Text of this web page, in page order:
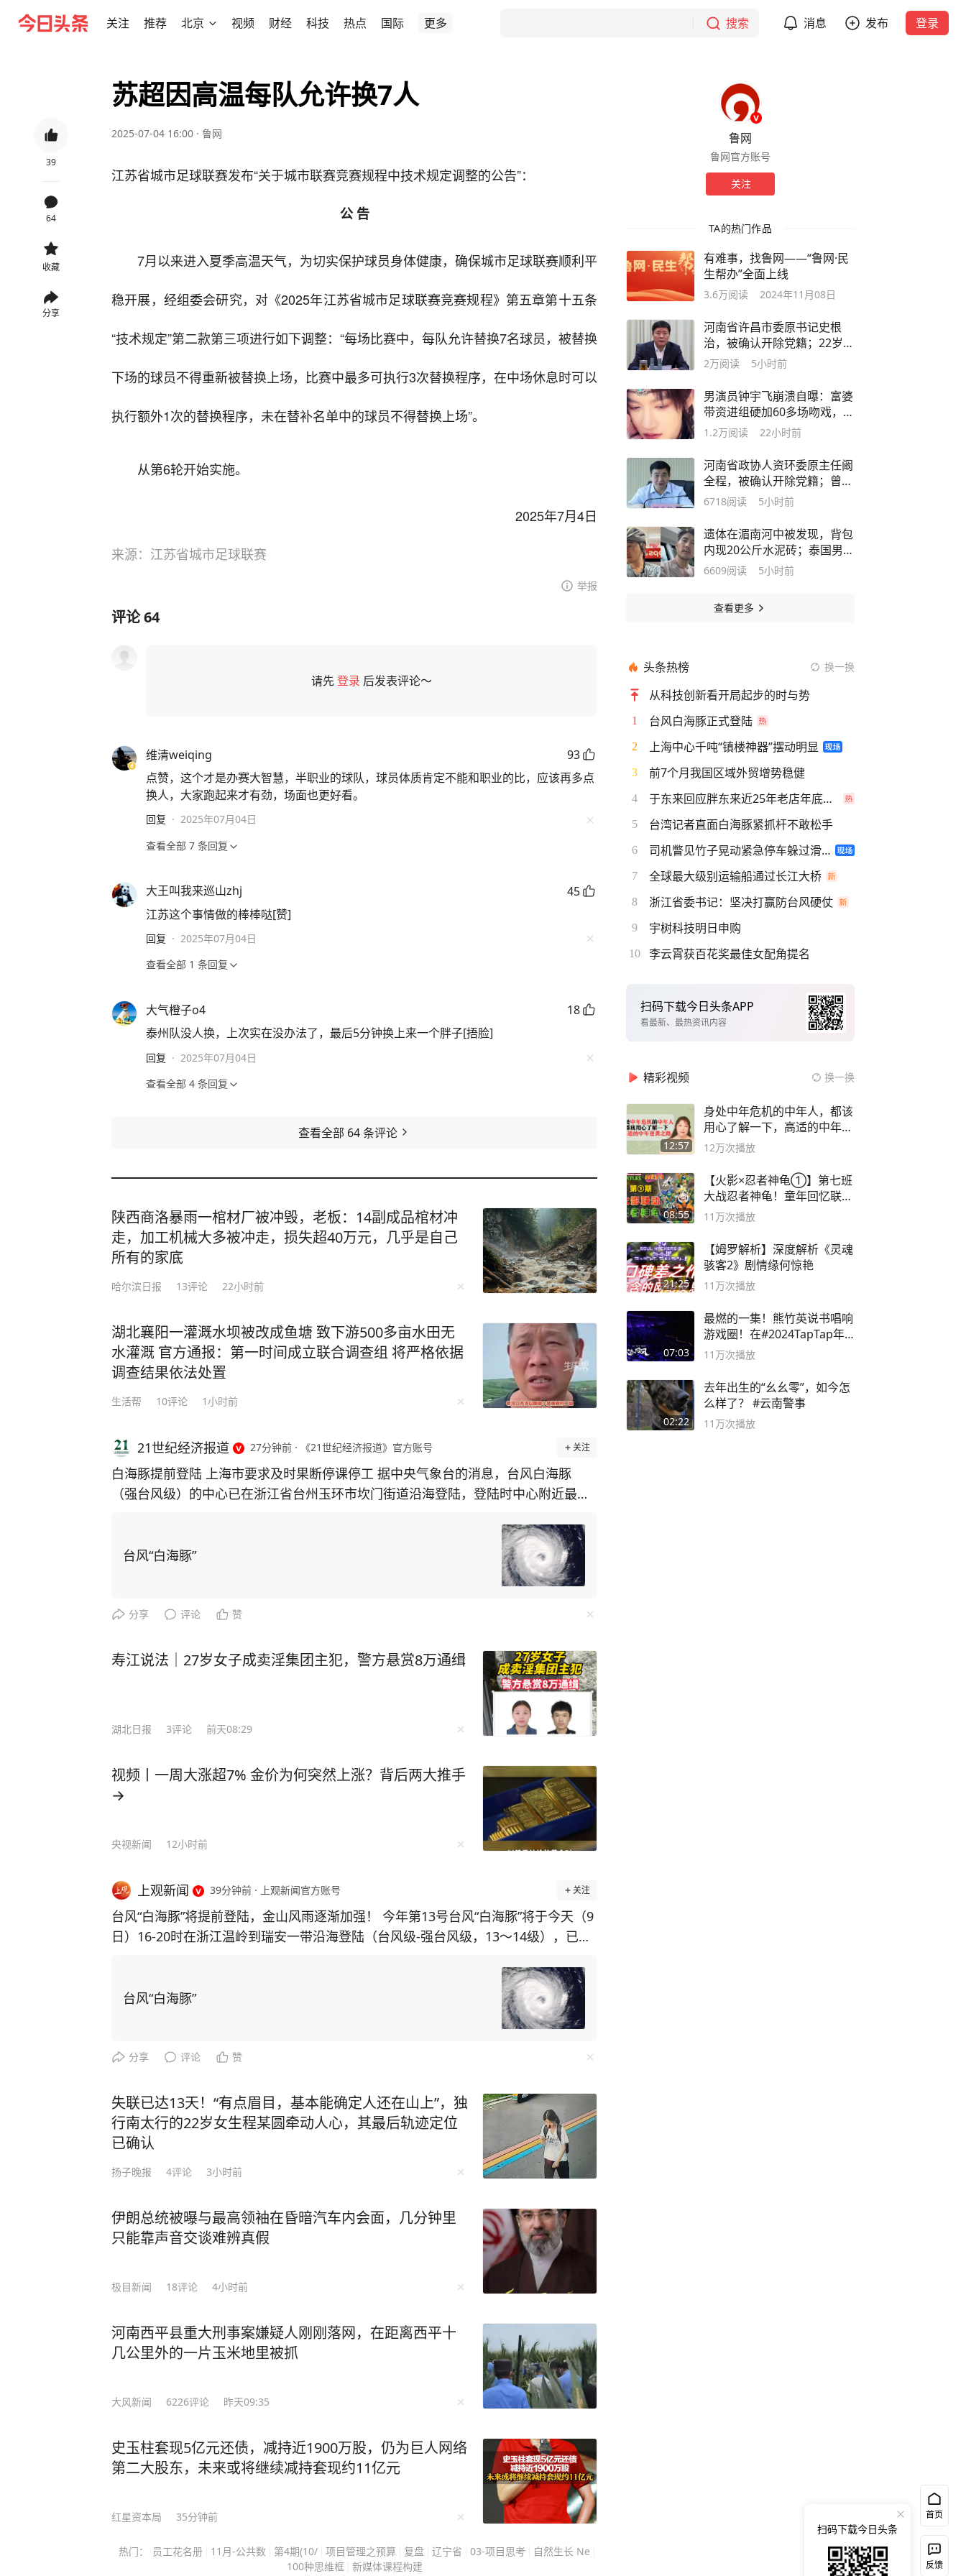
关注 推荐 北京 视频 财经 科技 热点 国际 更多 搜索 消息 发布 登录
39
64
收藏
分享
苏超因高温每队允许换7人
2025-07-04 16:00 · 鲁网
江苏省城市足球联赛发布“关于城市联赛竞赛规程中技术规定调整的公告”：
公 告
7月以来进入夏季高温天气，为切实保护球员身体健康，确保城市足球联赛顺利平
稳开展，经组委会研究，对《2025年江苏省城市足球联赛竞赛规程》第五章第十五条
“技术规定”第二款第三项进行如下调整：“每场比赛中，每队允许替换7名球员，被替换
下场的球员不得重新被替换上场，比赛中最多可执行3次替换程序，在中场休息时可以
执行额外1次的替换程序，未在替补名单中的球员不得替换上场”。
从第6轮开始实施。
2025年7月4日
来源：江苏省城市足球联赛
举报
评论64
请先登录 后发表评论～
维清weiqing
93
点赞，这个才是办赛大智慧，半职业的球队，球员体质肯定不能和职业的比，应该再多点
换人，大家跑起来才有劲，场面也更好看。
回复 · 2025年07月04日
查看全部 7 条回复
大王叫我来巡山zhj
45
江苏这个事情做的棒棒哒[赞]
回复 · 2025年07月04日
查看全部 1 条回复
大气橙子o4
18
泰州队没人换，上次实在没办法了，最后5分钟换上来一个胖子[捂脸]
回复 · 2025年07月04日
查看全部 4 条回复
查看全部 64条评论
陕西商洛暴雨一棺材厂被冲毁，老板：14副成品棺材冲
走，加工机械大多被冲走，损失超40万元，几乎是自己
所有的家底
哈尔滨日报 13评论 22小时前
湖北襄阳一灌溉水坝被改成鱼塘 致下游500多亩水田无
水灌溉 官方通报：第一时间成立联合调查组 将严格依据
调查结果依法处置
生活帮 10评论 1小时前
21世纪经济报道 27分钟前 · 《21世纪经济报道》官方账号 关注
白海豚提前登陆 上海市要求及时果断停课停工 据中央气象台的消息，台风白海豚
（强台风级）的中心已在浙江省台州玉环市坎门街道沿海登陆，登陆时中心附近最大
↓ 转发周知~防洪避险牢记这些撤离要领 白海豚提前登陆 防洪避险不能大意。戳↓
↓，一个视频带你读懂洪水蓝、黄、橙、红四级预警与撤离要领，科学应对，安全度
台风“白海豚”
分享 评论 赞
寿江说法｜27岁女子成卖淫集团主犯，警方悬赏8万通缉
湖北日报 3评论 前天08:29
视频丨一周大涨超7% 金价为何突然上涨？背后两大推手
→
央视新闻 12小时前
上观新闻 39分钟前 · 上观新闻官方账号 关注
台风“白海豚”将提前登陆，金山风雨逐渐加强！ 今年第13号台风“白海豚”将于今天（9
日）16-20时在浙江温岭到瑞安一带沿海登陆（台风级-强台风级，13～14级），已排
豚”路径趋势研判图 今年第13号台风“白海豚”今天（9日）15时位于浦东南汇嘴南偏东
方向约305公里的海面上，就是北纬28.1度、东经121.8度，中心附近最大风力有14级
（强台风级，45米/秒），中心最低气压为950百帕，七级风圈半径为300～450公里，
0公里左右的速度向偏西方向移动，强度变化不大。 “白海豚”路径及风雨影响研判 路
到瑞安一带沿海登陆（台风级-强台风级，13～14级）。 登陆后，“白海豚”强度将明显
减弱，沿浙江南部山区继续向西偏北方向移动，10日白天进入江西，逐渐远离本区。
台风“白海豚”影响期间风力预报图 风雨影响 预计傍晚前后随着台风登陆，受其外围雨
带影响，本区风雨将逐渐加强，今天傍晚到明天早晨过程累积雨量50～100毫米，局
部100～150毫米。陆地阵风可达8～9级，杭州湾沿岸9～11级。此外，今明天本区有
预计明天中午以后本区风雨逐渐减弱。 台风“白海豚”影响期间降水预报图 明日早高峰
天气 明天早高峰期间（06-09时）可能出现明显风雨，预计累积降雨60～100毫米、
台风“白海豚”
分享 评论 赞
失联已达13天！“有点眉目，基本能确定人还在山上”，独
行南太行的22岁女生程某圆牵动人心，其最后轨迹定位
已确认
扬子晚报 4评论 3小时前
伊朗总统被曝与最高领袖在昏暗汽车内会面，几分钟里
只能靠声音交谈难辨真假
极目新闻 18评论 4小时前
河南西平县重大刑事案嫌疑人刚刚落网，在距离西平十
几公里外的一片玉米地里被抓
大风新闻 6226评论 昨天09:35
史玉柱套现5亿元还债，减持近1900万股，仍为巨人网络
第二大股东，未来或将继续减持套现约11亿元
红星资本局 35分钟前
热门： 员工花名册 11月-公共数 第4期(10/ 项目管理之预算 复盘 辽宁省 03-项目思考
自然生长 Ne
100种思维框
新媒体课程构建
鲁网
鲁网官方账号
关注
TA的热门作品
有难事，找鲁网——“鲁网·民
生帮办”全面上线
3.6万阅读 2024年11月08日
河南省许昌市委原书记史根
治，被确认开除党籍；22岁当
镇长，曾罕见“路边接访”；长
长、商丘市常务副市长等职
2万阅读 5小时前
男演员钟宇飞崩溃自曝：富婆
带资进组硬加60多场吻戏，伸
舌头，还往嘴里吐口水，坦言
剧仅上线数日就下线了
1.2万阅读 22小时前
河南省政协人资环委原主任阚
全程，被确认开除党籍；曾长
期执掌“亚洲最大医院”郑大一
河南省卫健委主任等职务
6718阅读 5小时前
遗体在湄南河中被发现，背包
内现20公斤水泥砖；泰国男团
前成员凌晨骑自行车离家后失
6609阅读 5小时前
查看更多
头条热榜 换一换
从科技创新看开局起步的时与势
1 台风白海豚正式登陆
2 上海中心千吨“镇楼神器”摆动明显
3 前7个月我国区域外贸增势稳健
4 于东来回应胖东来近25年老店年底关闭
5 台湾记者直面白海豚紧抓杆不敢松手
6 司机瞥见竹子晃动紧急停车躲过滑坡
7 全球最大级别运输船通过长江大桥
8 浙江省委书记：坚决打赢防台风硬仗
9 宇树科技明日申购
10 李云霄获百花奖最佳女配角提名
扫码下载今日头条APP
看最新、最热资讯内容
精彩视频 换一换
12:57
身处中年危机的中年人，都该
用心了解一下，高适的中年逆
袭之路
12万次播放
08:55
【火影×忍者神龟①】第七班
大战忍者神龟！童年回忆联动
论武？
11万次播放
21:25
【姆罗解析】深度解析《灵魂
骇客2》剧情缘何惊艳
11万次播放
07:03
最燃的一集！熊竹英说书唱响
游戏圈！在#2024TapTap年
度游戏大赏
11万次播放
02:22
去年出生的“幺幺零”，如今怎
么样了？ #云南警事
11万次播放
首页
反馈
扫码下载今日头条